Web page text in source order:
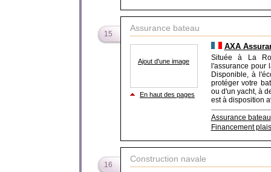
15
Assurance bateau
Ajout d'une image
En haut des pages
AXA
Située à La
l'assurance
Disponible, à
protéger votre
ou d'un yacht, à
est à disposition
Assurance bateau
Financement
16
Construction navale